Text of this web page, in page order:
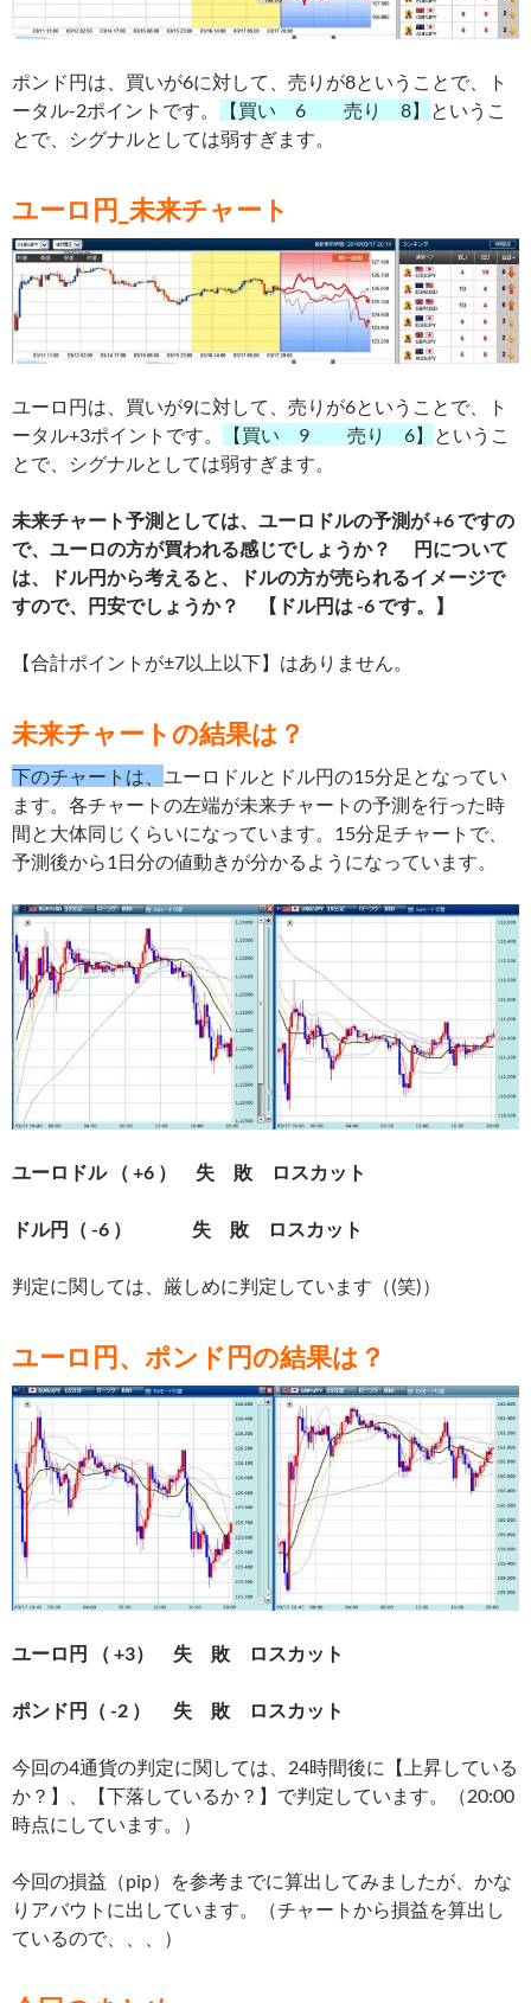
ポンド円は、買いが6に対して、売りが8ということで、ト
ータル-2ポイントです。
【買い 6 売り 8】
というこ
とで、シグナルとしては弱すぎます。
ユーロ円_未来チャート
ユーロ円は、買いが9に対して、売りが6ということで、ト
ータル+3ポイントです。
【買い 9 売り 6】
というこ
とで、シグナルとしては弱すぎます。
未来チャート予測としては、ユーロドルの予測が +6 ですの
で、ユーロの方が買われる感じでしょうか？ 円について
は、ドル円から考えると、ドルの方が売られるイメージで
すので、円安でしょうか？ 【ドル円は -6 です。】
【合計ポイントが±7以上以下】はありません。
未来チャートの結果は？
下のチャートは、 ユーロドルとドル円の15分足となってい
ます。各チャートの左端が未来チャートの予測を行った時
間と大体同じくらいになっています。15分足チャートで、
予測後から1日分の値動きが分かるようになっています。
ユーロドル （ +6 ） 失 敗 ロスカット
ドル円（ -6 ） 失 敗 ロスカット
判定に関しては、厳しめに判定しています（(笑)）
ユーロ円、ポンド円の結果は？
ユーロ円 （ +3） 失 敗 ロスカット
ポンド円（ -2 ） 失 敗 ロスカット
今回の4通貨の判定に関しては、24時間後に【上昇している
か？】、【下落しているか？】で判定しています。（20:00
時点にしています。）
今回の損益（pip）を参考までに算出してみましたが、かな
りアバウトに出しています。（チャートから損益を算出し
ているので、、、）